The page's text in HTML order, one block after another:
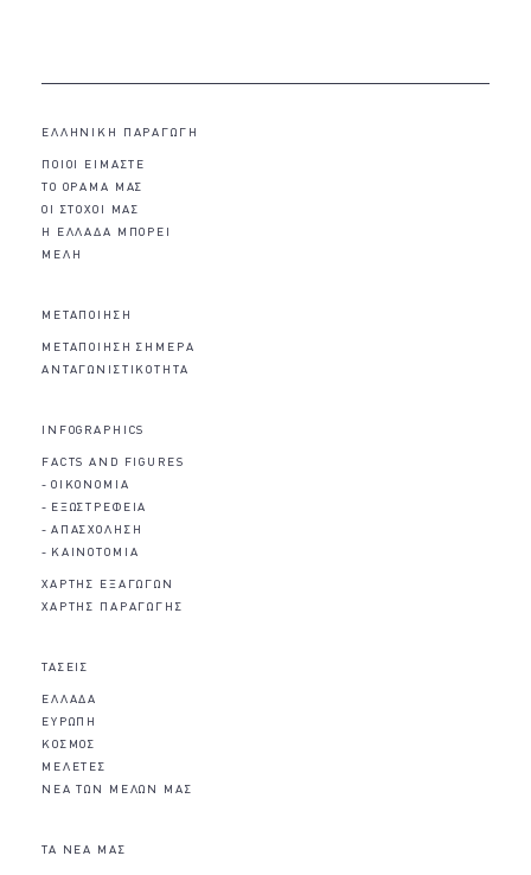
ΕΛΛΗΝΙΚΗ ΠΑΡΑΓΩΓΗ
ΠΟΙΟΙ ΕΙΜΑΣΤΕ
ΤΟ ΟΡΑΜΑ ΜΑΣ
ΟΙ ΣΤΟΧΟΙ ΜΑΣ
Η ΕΛΛΑΔΑ ΜΠΟΡΕΙ
ΜΕΛΗ
ΜΕΤΑΠΟΙΗΣΗ
ΜΕΤΑΠΟΙΗΣΗ ΣΗΜΕΡΑ
ΑΝΤΑΓΩΝΙΣΤΙΚΟΤΗΤΑ
INFOGRAPHICS
FACTS AND FIGURES
ΟΙΚΟΝΟΜΙΑ
ΕΞΩΣΤΡΕΦΕΙΑ
ΑΠΑΣΧΟΛΗΣΗ
ΚΑΙΝΟΤΟΜΙΑ
ΧΑΡΤΗΣ ΕΞΑΓΩΓΩΝ
ΧΑΡΤΗΣ ΠΑΡΑΓΩΓΗΣ
ΤΑΣΕΙΣ
ΕΛΛΑΔΑ
ΕΥΡΩΠΗ
ΚΟΣΜΟΣ
ΜΕΛΕΤΕΣ
ΝΕΑ ΤΩΝ ΜΕΛΩΝ ΜΑΣ
ΤΑ ΝΕΑ ΜΑΣ